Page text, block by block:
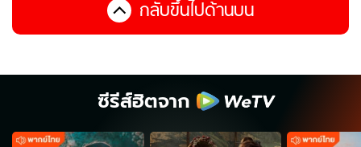
กลับขึ้นไปด้านบน
ซีรีส์ฮิตจาก